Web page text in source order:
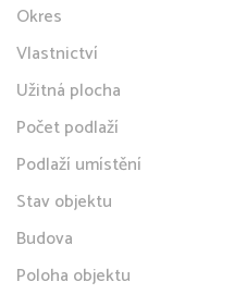
Okres
Vlastnictví
Užitná plocha
Počet podlaží
Podlaží umístění
Stav objektu
Budova
Poloha objektu